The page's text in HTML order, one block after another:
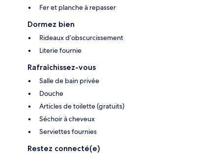
Fer et planche à repasser
Dormez bien
Rideaux d’obscurcissement
Literie fournie
Rafraîchissez-vous
Salle de bain privée
Douche
Articles de toilette (gratuits)
Séchoir à cheveux
Serviettes fournies
Restez connecté(e)